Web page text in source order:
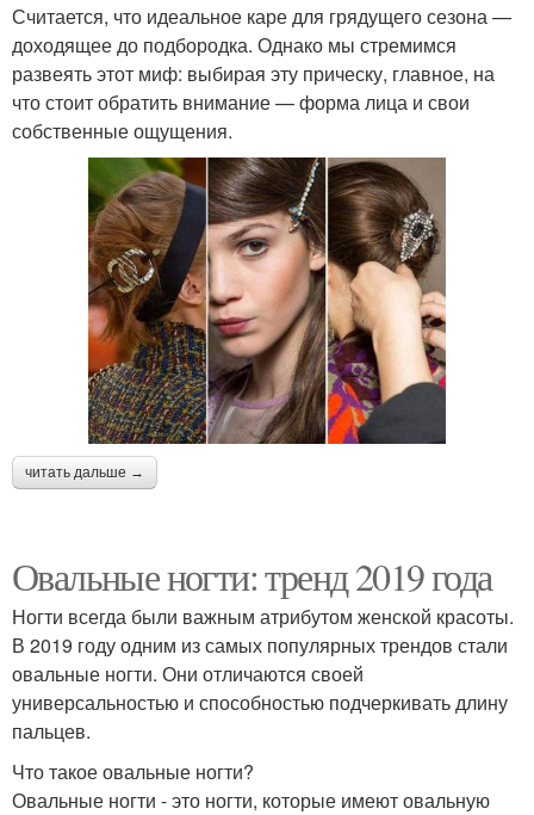
Считается, что идеальное каре для грядущего сезона —
доходящее до подбородка. Однако мы стремимся
развеять этот миф: выбирая эту прическу, главное, на
что стоит обратить внимание — форма лица и свои
собственные ощущения.
читать дальше →
Овальные ногти: тренд 2019 года
Ногти всегда были важным атрибутом женской красоты.
В 2019 году одним из самых популярных трендов стали
овальные ногти. Они отличаются своей
универсальностью и способностью подчеркивать длину
пальцев.
Что такое овальные ногти?
Овальные ногти - это ногти, которые имеют овальную